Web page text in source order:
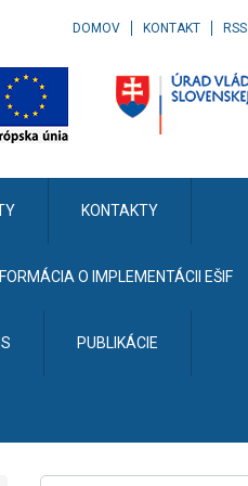
DOMOV KONTAKT RSS
KONTAKTY
O IMPLEMENTÁCII EŠIF
PUBLIKÁCIE